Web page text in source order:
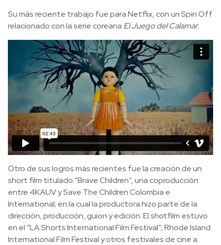
Su más reciente trabajo fue para Netflix, con un Spin Off
relacionado con la serie coreana El Juego del Calamar.
Otro de sus logros más recientes fue la creación de un
short film titulado “Brave Children”, una coproducción
entre 4KAUV y Save The Children Colombia e
International; en la cual la productora hizo parte de la
dirección, producción, guion y edición. El shotfilm estuvo
en el “LA Shorts International Film Festival”, Rhode Island
International Film Festival y otros festivales de cine a